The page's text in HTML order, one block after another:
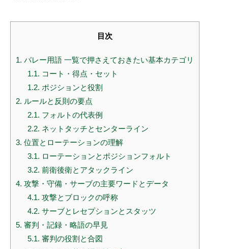
目次
1. バレー用語 一覧で押さえておきたい基本カテゴリ
1.1. コート・得点・セット
1.2. ポジションと役割
2. ルールと反則の要点
2.1. フォルトの代表例
2.2. ネットタッチとセンターライン
3. 位置とローテーションの理解
3.1. ローテーションとポジションフォルト
3.2. 前衛後衛とアタックライン
4. 攻撃・守備・サーブの主要ワードとデータ
4.1. 攻撃とブロックの呼称
4.2. サーブとレセプションとスタッツ
5. 審判・記録・略語の早見
5.1. 審判の役割と合図